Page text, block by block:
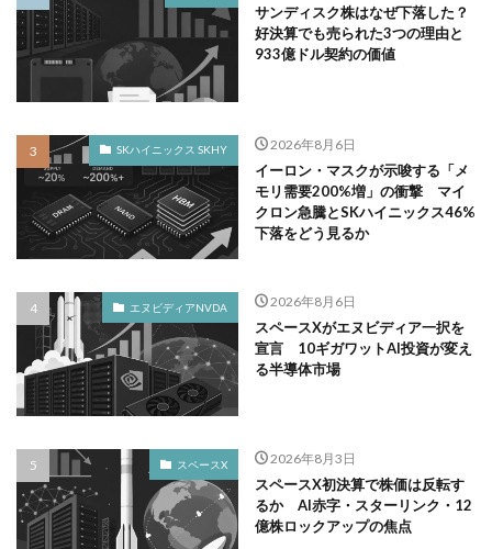
サンディスク株はなぜ下落した？
好決算でも売られた3つの理由と
933億ドル契約の価値
SKハイニックス SKHY 2026年8月6日
イーロン・マスクが示唆する「メ
モリ需要200%増」の衝撃 マイ
クロン急騰とSKハイニックス46%
下落をどう見るか
エヌビディアNVDA 2026年8月6日
スペースXがエヌビディア一択を
宣言 10ギガワットAI投資が変え
る半導体市場
スペースX 2026年8月3日
スペースX初決算で株価は反転す
るか AI赤字・スターリンク・12
億株ロックアップの焦点